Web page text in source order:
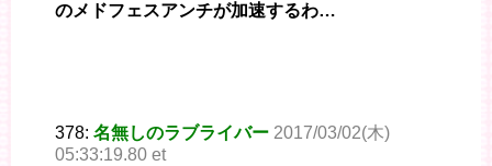
のメドフェスアンチが加速するわ…
378: 名無しのラブライバー 2017/03/02(木)
05:33:19.80 et